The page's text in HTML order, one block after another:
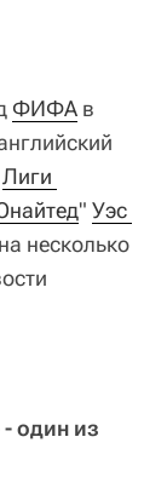
ФИФА в
Лиги
" Уэс
несколько
один из